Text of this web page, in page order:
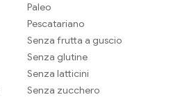
Paleo
Pescatariano
Senza frutta a guscio
Senza glutine
Senza latticini
Senza zucchero